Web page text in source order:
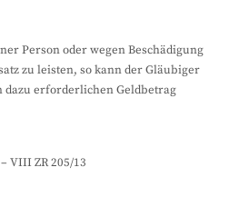
Person oder wegen Beschädigung
zu leisten, so kann der Gläubiger
dazu erforderlichen Geldbetrag
VIII ZR 205/13